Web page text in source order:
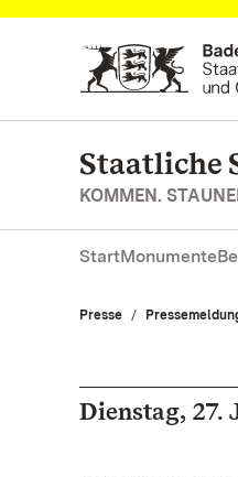
Zum Hauptinhalt
Staatliche
KOMMEN.
StartMonumente
Presse
Dienstag, 27.